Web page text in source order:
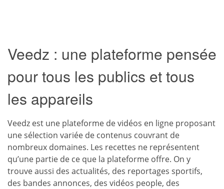
Veedz : une plateforme pensée
pour tous les publics et tous
les appareils
Veedz est une plateforme de vidéos en ligne proposant
une sélection variée de contenus couvrant de
nombreux domaines. Les recettes ne représentent
qu’une partie de ce que la plateforme offre. On y
trouve aussi des actualités, des reportages sportifs,
des bandes annonces, des vidéos people, des